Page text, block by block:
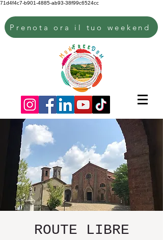
71d4f4c7-b901-4885-ab93-38f99c6524cc
Prenota ora il tuo weekend
ROUTE LIBRE